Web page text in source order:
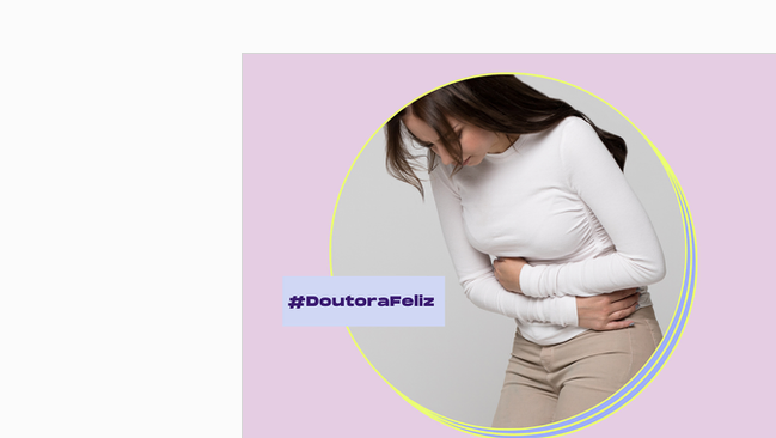
Nutrição Funcional e Suplementação
Gestão do peso women's health female
men's health testosterone replacement fertilidade